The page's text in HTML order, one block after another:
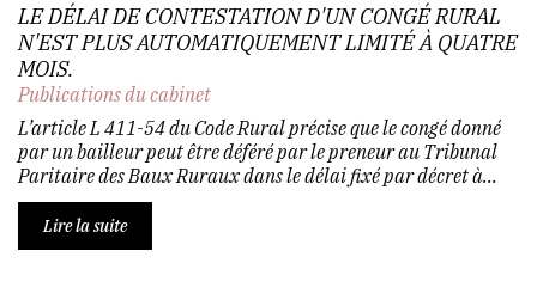
LE DÉLAI DE CONTESTATION D'UN CONGÉ RURAL
N'EST PLUS AUTOMATIQUEMENT LIMITÉ À QUATRE
MOIS.
Publications du cabinet
L’article L 411-54 du Code Rural précise que le congé donné
par un bailleur peut être déféré par le preneur au Tribunal
Paritaire des Baux Ruraux dans le délai fixé par décret à...
Lire la suite